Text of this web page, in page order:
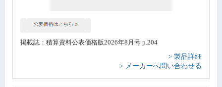
掲載誌：積算資料公表価格版2026年8月号 p.204
> 製品詳細
> メーカーへ問い合わせる